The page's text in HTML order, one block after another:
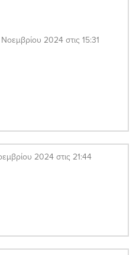
2024 στις 15:31
2024 στις 21:44